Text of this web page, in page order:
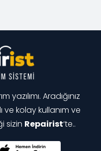
yazılımı. Aradığınız
ve kolay kullanım ve
sizin Repairist‘te..